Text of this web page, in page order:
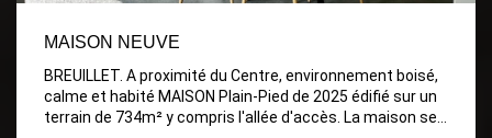
MAISON NEUVE
BREUILLET. A proximité du Centre, environnement boisé,
calme et habité MAISON Plain-Pied de 2025 édifié sur un
terrain de 734m² y compris l'allée d'accès. La maison se